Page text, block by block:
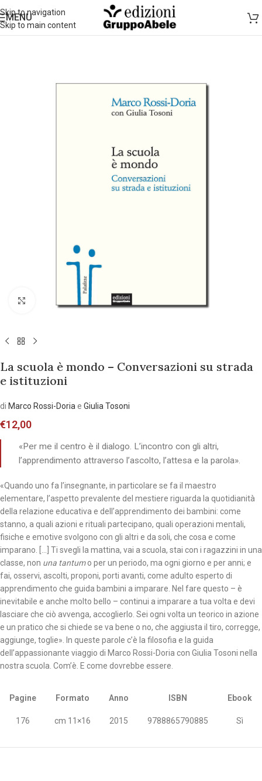
Skip to navigation
Skip to main content
MENU
Allarga l'immagine
La scuola è mondo – Conversazioni su strada
e istituzioni
di Marco Rossi-Doria e Giulia Tosoni
€12,00
«Per me il centro è il dialogo. L’incontro con gli altri,
l’apprendimento attraverso l’ascolto, l’attesa e la parola».
«Quando uno fa l’insegnante, in particolare se fa il maestro
elementare, l’aspetto prevalente del mestiere riguarda la quotidianità
della relazione educativa e dell’apprendimento dei bambini: come
stanno, a quali azioni e rituali partecipano, quali operazioni mentali,
fisiche e emotive svolgono con gli altri e da soli, che cosa e come
imparano. […] Ti svegli la mattina, vai a scuola, stai con i ragazzini in una
classe, non una tantumo per un periodo, ma ogni giorno e per anni; e
fai, osservi, ascolti, proponi, porti avanti, come adulto esperto di
apprendimento che guida bambini a imparare. Nel fare questo – è
inevitabile e anche molto bello – continui a imparare a tua volta e devi
lasciare che ciò avvenga, accoglierlo. Sei ogni volta un teorico in azione
e un pratico che si chiede se va bene o no, che aggiusta il tiro, corregge,
aggiunge, toglie». In queste parole c’è la filosofia e la guida
dell’appassionante viaggio di Marco Rossi-Doria con Giulia Tosoni nella
nostra scuola. Com’è. E come dovrebbe essere.
Pagine
176
Formato
cm 11×16
Anno
2015
ISBN
9788865790885
Ebook
Sì